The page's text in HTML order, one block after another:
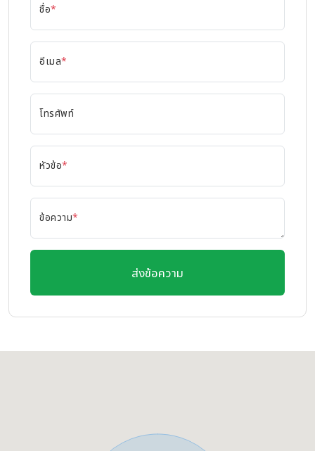
ชื่อ*
อีเมล*
โทรศัพท์
หัวข้อ*
ข้อความ*
ส่งข้อความ